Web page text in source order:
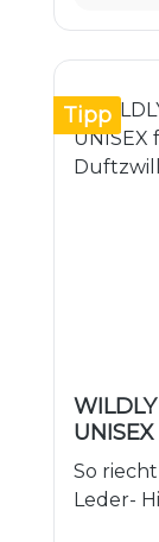
Tipp
So
Leder-